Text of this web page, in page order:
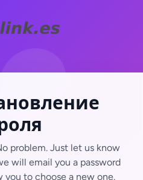
problem. Just let us know
will email you a password
to choose a new one.